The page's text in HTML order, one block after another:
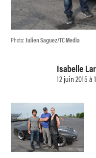
Photo: Julien Saguez/TC Media
Isabelle
12 juin 2015 à